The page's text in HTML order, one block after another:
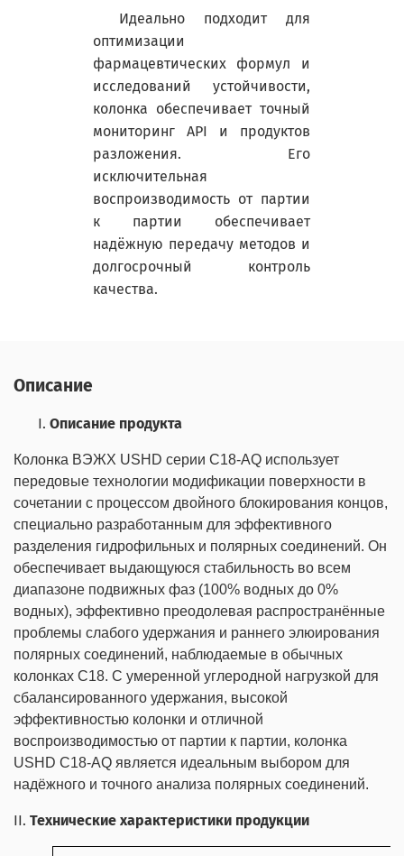
Идеально подходит для
оптимизации
фармацевтических формул и
исследований устойчивости,
колонка обеспечивает точный
мониторинг API и продуктов
разложения. Его
исключительная
воспроизводимость от партии
к партии обеспечивает
надёжную передачу методов и
долгосрочный контроль
качества.
Описание
Описание продукта
Колонка ВЭЖХ USHD серии C18-AQ использует
передовые технологии модификации поверхности в
сочетании с процессом двойного блокирования концов,
специально разработанным для эффективного
разделения гидрофильных и полярных соединений. Он
обеспечивает выдающуюся стабильность во всем
диапазоне подвижных фаз (100% водных до 0%
водных), эффективно преодолевая распространённые
проблемы слабого удержания и раннего элюирования
полярных соединений, наблюдаемые в обычных
колонках C18. С умеренной углеродной нагрузкой для
сбалансированного удержания, высокой
эффективностью колонки и отличной
воспроизводимостью от партии к партии, колонка
USHD C18-AQ является идеальным выбором для
надёжного и точного анализа полярных соединений.
II. Технические характеристики продукции